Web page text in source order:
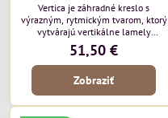
Vertica je záhradné kreslo s
výrazným, rytmickým tvarom, ktorý
vytvárajú vertikálne lamely
operadla a sedadla. Jej otvorený
dizajn jej dodáva ľahký, vzdušný
vzhľad a robí z nej perfektný
doplnok moderných vonkajších
pozornosť svojimi detailmi bez toho,
51,50 €
Zobraziť